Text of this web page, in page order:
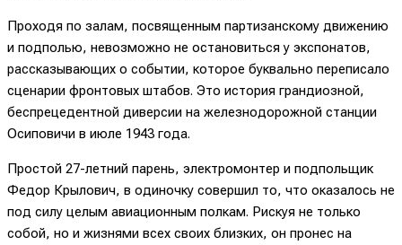
Проходя по залам, посвященным партизанскому движению
и подполью, невозможно не остановиться у экспонатов,
рассказывающих о событии, которое буквально переписало
сценарии фронтовых штабов. Это история грандиозной,
беспрецедентной диверсии на железнодорожной станции
Осиповичи в июле 1943 года.
Простой 27-летний парень, электромонтер и подпольщик
Федор Крылович, в одиночку совершил то, что оказалось не
под силу целым авиационным полкам. Рискуя не только
собой, но и жизнями всех своих близких, он пронес на